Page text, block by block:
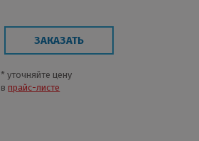
ЗАКАЗАТЬ
* уточняйте цену
впрайс-листе